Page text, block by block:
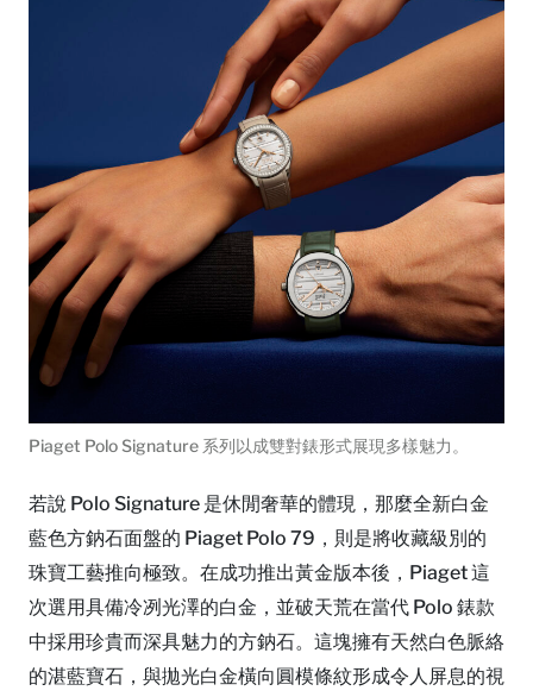
Piaget Polo Signature 系列以成雙對錶形式展現多樣魅力。
若說 Polo Signature 是休閒奢華的體現，那麼全新白金
藍色方鈉石面盤的 Piaget Polo 79，則是將收藏級別的
珠寶工藝推向極致。在成功推出黃金版本後，Piaget 這
次選用具備冷冽光澤的白金，並破天荒在當代 Polo 錶款
中採用珍貴而深具魅力的方鈉石。這塊擁有天然白色脈絡
的湛藍寶石，與拋光白金橫向圓模條紋形成令人屏息的視